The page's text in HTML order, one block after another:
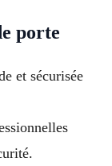
porte
et sécurisée